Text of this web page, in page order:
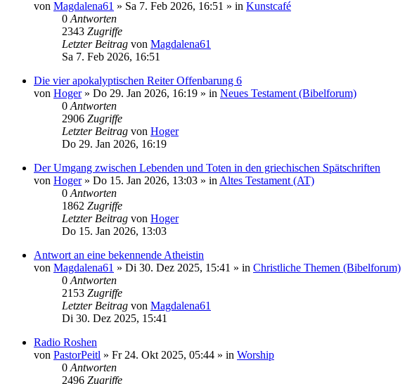
von Magdalena61 » Sa 7. Feb 2026, 16:51 » in Kunstcafé
0 Antworten
2343 Zugriffe
Letzter Beitrag von Magdalena61
Sa 7. Feb 2026, 16:51
Die vier apokalyptischen Reiter Offenbarung 6
von Hoger» Do 29. Jan 2026, 16:19 » in Neues Testament (Bibelforum)
0 Antworten
2906 Zugriffe
Letzter Beitrag von Hoger
Do 29. Jan 2026, 16:19
Der Umgang zwischen Lebenden und Toten in den griechischen Spätschriften
von Hoger» Do 15. Jan 2026, 13:03 » in Altes Testament (AT)
0 Antworten
1862 Zugriffe
Letzter Beitrag von Hoger
Do 15. Jan 2026, 13:03
Antwort an eine bekennende Atheistin
von Magdalena61 » Di 30. Dez 2025, 15:41 » in Christliche Themen (Bibelforum)
0 Antworten
2153 Zugriffe
Letzter Beitrag von Magdalena61
Di 30. Dez 2025, 15:41
Radio Roshen
von PastorPeitl » Fr 24. Okt 2025, 05:44 » in Worship
0 Antworten
2496 Zugriffe